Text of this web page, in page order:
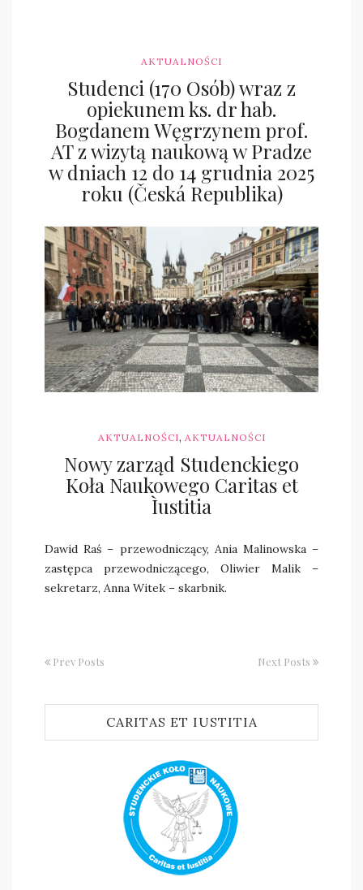
AKTUALNOŚCI
Studenci (170 Osób) wraz z
opiekunem ks. dr hab.
Bogdanem Węgrzynem prof.
AT z wizytą naukową w Pradze
w dniach 12 do 14 grudnia 2025
roku (Česká Republika)
skn.cei
AKTUALNOŚCI, AKTUALNOŚCI
Nowy zarząd Studenckiego
Koła Naukowego Caritas et
Ìustitia
Dawid Raś – przewodniczący, Ania Malinowska –
zastępca przewodniczącego, Oliwier Malik –
sekretarz, Anna Witek – skarbnik.
Prev Posts Next Posts
CARITAS ET IUSTITIA